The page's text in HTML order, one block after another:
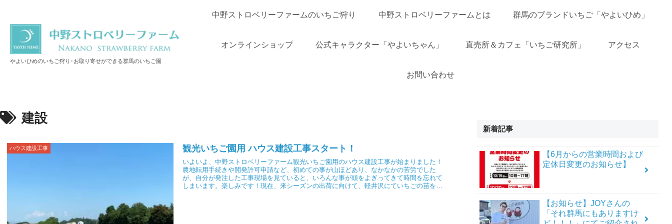
やよいひめのいちご狩り･お取り寄せができる群馬のいちご園
中野ストロベリーファームのいちご狩り 中野ストロベリーファームとは 群馬のブランドいちご「やよいひめ」
オンラインショップ 公式キャラクター「やよいちゃん」 直売所＆カフェ「いちご研究所」 アクセス
お問い合わせ
建設
ハウス建設工事 観光いちご園用 ハウス建設工事スタート！
いよいよ、中野ストロベリーファーム観光いちご園用のハウス建設工事が始まりました！
農地転用手続きや開発許可申請など、初めての事が山ほどあり、なかなかの苦労でした
が、自分が発注した工事現場を見ていると、いろんな事が頭をよぎってきて時間を忘れて
しまいます。楽しみです！現在、来シーズンの出荷に向けて、軽井沢にていちごの苗を育
新着記事
【6月からの営業時間および
定休日変更のお知らせ】
【お知らせ】JOYさんの
「それ群馬にもありますけ